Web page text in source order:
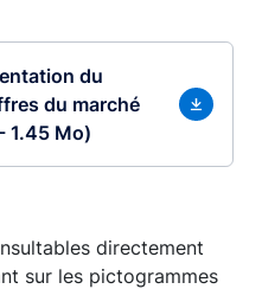
du
du marché
1.45 Mo)
directement
sur les pictogrammes